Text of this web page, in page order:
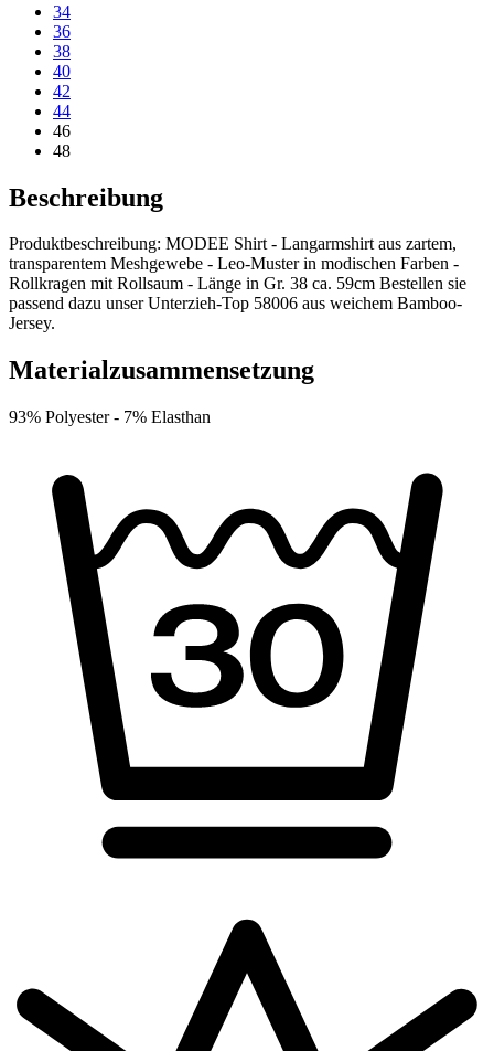
34
36
38
40
42
44
46
48
Beschreibung
Produktbeschreibung: MODEE Shirt - Langarmshirt aus zartem,
transparentem Meshgewebe - Leo-Muster in modischen Farben -
Rollkragen mit Rollsaum - Länge in Gr. 38 ca. 59cm Bestellen sie
passend dazu unser Unterzieh-Top 58006 aus weichem Bamboo-
Jersey.
Materialzusammensetzung
93% Polyester - 7% Elasthan